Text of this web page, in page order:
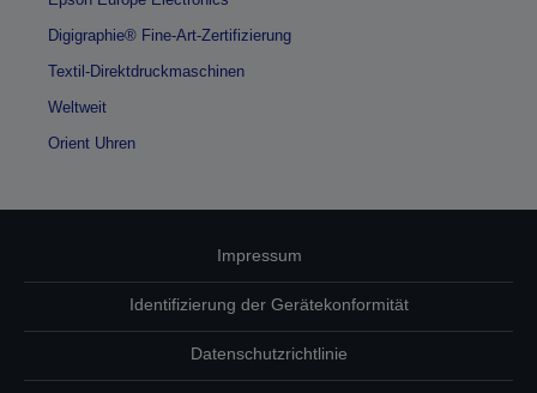
Digigraphie® Fine-Art-Zertifizierung
Textil-Direktdruckmaschinen
Weltweit
Orient Uhren
Impressum
Identifizierung der Gerätekonformität
Datenschutzrichtlinie